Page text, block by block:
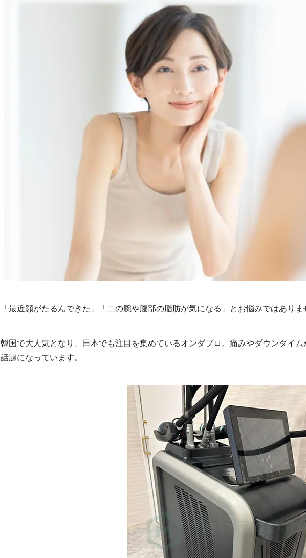
「最近顔がたるんできた」「二の腕や腹部の脂肪が気になる」とお悩みではありま
韓国で大人気となり、日本でも注目を集めているオンダプロ。痛みやダウンタイ
話題になっています。